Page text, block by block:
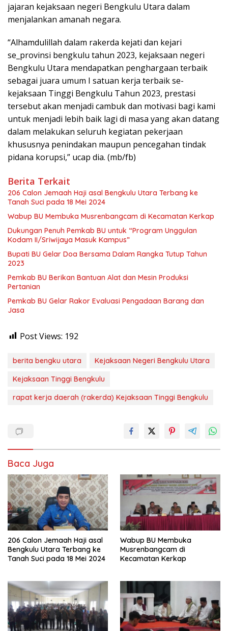
jajaran kejaksaan negeri Bengkulu Utara dalam
menjalankan amanah negara.
“Alhamdulillah dalam rakerda kejati dan kejari
se_provinsi bengkulu tahun 2023, kejaksaan negeri
Bengkulu Utara mendapatkan penghargaan terbaik
sebagai juara umum I satuan kerja terbaik se-
kejaksaan Tinggi Bengkulu Tahun 2023, prestasi
tersebut akan menjadi cambuk dan motivasi bagi kami
untuk menjadi lebih baik lagi di masa yang akan datang
dalam melakukan seluruh kegiatan pekerjaan
khususnya penindakan maupun pencegahan tindak
pidana korupsi,” ucap dia. (mb/fb)
Berita Terkait
206 Calon Jemaah Haji asal Bengkulu Utara Terbang ke
Tanah Suci pada 18 Mei 2024
Wabup BU Membuka Musrenbangcam di Kecamatan Kerkap
Dukungan Penuh Pemkab BU untuk “Program Unggulan
Kodam II/Sriwijaya Masuk Kampus”
Bupati BU Gelar Doa Bersama Dalam Rangka Tutup Tahun
2023
Pemkab BU Berikan Bantuan Alat dan Mesin Produksi
Pertanian
Pemkab BU Gelar Rakor Evaluasi Pengadaan Barang dan
Jasa
Post Views: 192
berita bengku utara
Kejaksaan Negeri Bengkulu Utara
Kejaksaan Tinggi Bengkulu
rapat kerja daerah (rakerda) Kejaksaan Tinggi Bengkulu
Baca Juga
206 Calon Jemaah Haji asal
Bengkulu Utara Terbang ke
Tanah Suci pada 18 Mei 2024
Wabup BU Membuka
Musrenbangcam di
Kecamatan Kerkap